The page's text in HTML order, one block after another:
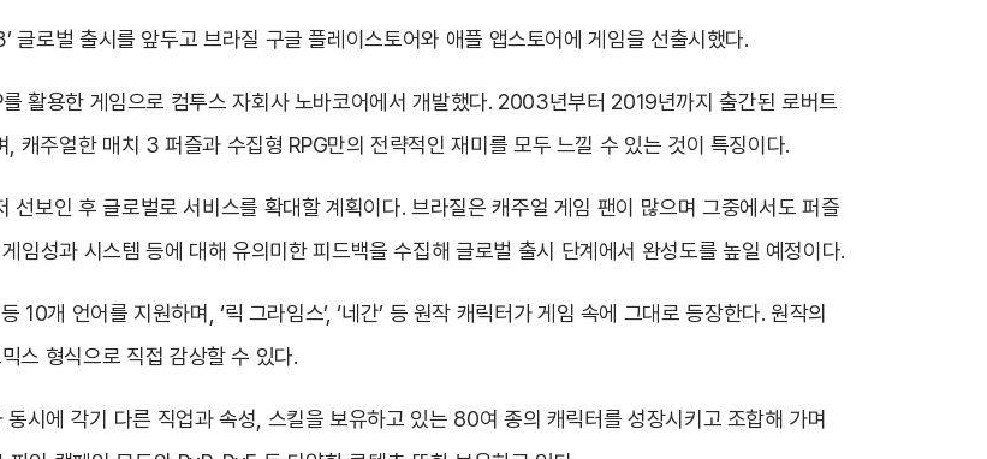
글로벌 출시를 앞두고 브라질 구글 플레이스토어와 애플 앱스토어에 게임을 선출시했다.
를 활용한 게임으로 컴투스 자회사 노바코어에서 개발했다. 2003년부터 2019년까지 출간된 로버트
캐주얼한 매치 3 퍼즐과 수집형 RPG만의 전략적인 재미를 모두 느낄 수 있는 것이 특징이다.
선보인 후 글로벌로 서비스를 확대할 계획이다. 브라질은 캐주얼 게임 팬이 많으며 그중에서도 퍼즐
임성과 시스템 등에 대해 유의미한 피드백을 수집해 글로벌 출시 단계에서 완성도를 높일 예정이다.
10개 언어를 지원하며, ‘릭 그라임스’, ‘네간’ 등 원작 캐릭터가 게임 속에 그대로 등장한다. 원작의
스 형식으로 직접 감상할 수 있다.
시에 각기 다른 직업과 속성, 스킬을 보유하고 있는 80여 종의 캐릭터를 성장시키고 조합해 가며